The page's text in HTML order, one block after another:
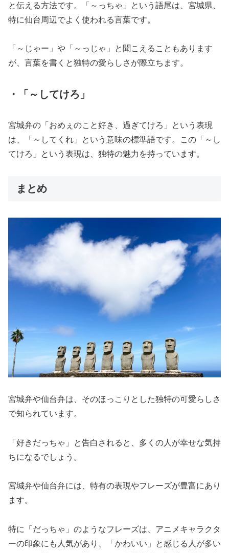
と伝える方法です。「～っちゃ」という語尾は、宮城県、
特に仙台周辺でよく使われる言葉です。
「～じゃー」や「～っじゃ」と聞こえることもあります
が、言葉を書くと独特の愛らしさが際立ちます。
・「～してけろ」
宮城弁の「おめぇのこと好き、過ぎてけろ」という表現
は、「～してくれ」という意味の標準語です。この「～し
てけろ」という表現は、独特の魅力を持っています。
まとめ
宮城弁や仙台弁は、そのほっこりとした独特の可愛らしさ
で知られています。
「好きだっちゃ」と告白されると、多くの人が幸せな気持
ちになるでしょう。
宮城弁や仙台弁には、特有の表現やフレーズが豊富にあり
ます。
特に「だっちゃ」のようなフレーズは、アニメキャラクタ
ーの印象にも人気があり、「かわいい」と感じる人が多い